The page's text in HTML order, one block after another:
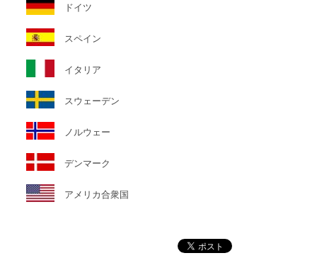
ドイツ
スペイン
イタリア
スウェーデン
ノルウェー
デンマーク
アメリカ合衆国